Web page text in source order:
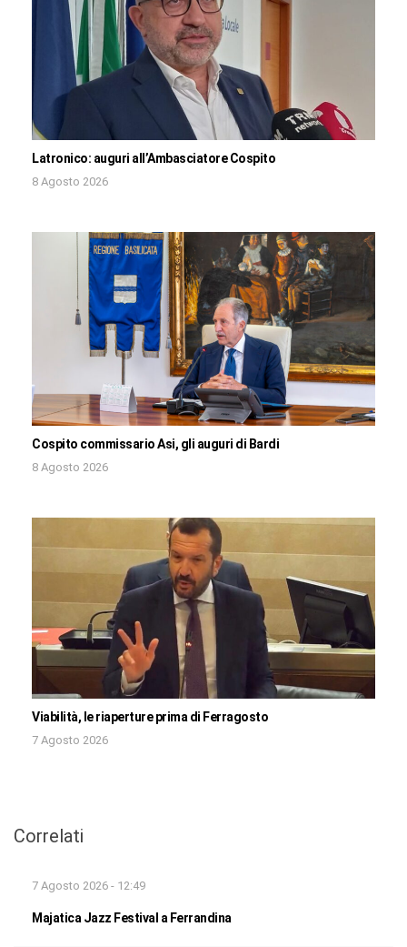
Latronico: auguri all’Ambasciatore Cospito
8 Agosto 2026
Cospito commissario Asi, gli auguri di Bardi
8 Agosto 2026
Viabilità, le riaperture prima di Ferragosto
7 Agosto 2026
Correlati
7 Agosto 2026 - 12:49
Majatica Jazz Festival a Ferrandina